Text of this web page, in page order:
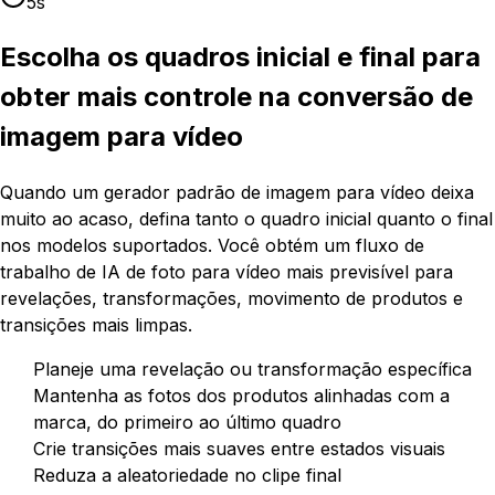
Escolha os quadros inicial e final para
obter mais controle na conversão de
imagem para vídeo
Quando um gerador padrão de imagem para vídeo deixa
muito ao acaso, defina tanto o quadro inicial quanto o final
nos modelos suportados. Você obtém um fluxo de
trabalho de IA de foto para vídeo mais previsível para
revelações, transformações, movimento de produtos e
transições mais limpas.
Planeje uma revelação ou transformação específica
Mantenha as fotos dos produtos alinhadas com a
marca, do primeiro ao último quadro
Crie transições mais suaves entre estados visuais
Reduza a aleatoriedade no clipe final